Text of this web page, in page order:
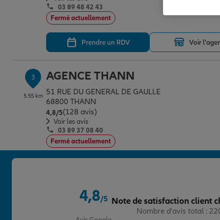
03 89 48 42 43
Fermé actuellement
Prendre un RDV Voir
3
5.55 km
AGENCE THANN
51 RUE DU GENERAL DE GAULLE
68800 THANN
4,8/5Note de 4.8 sur 5
(128 avis)
Voir les avis
03 89 37 08 40
Fermé actuellement
AGENCE THANN
39 RUE DE LA 1ERE ARMEE
4,8/5 Note de satisfaction client
Nombre d'avis total :